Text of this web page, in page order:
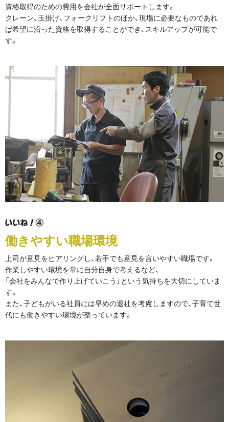
資格取得のための費用を会社が全面サポートします。
クレーン、玉掛け、フォークリフトのほか、現場に必要なものであれ
ば希望に沿った資格を取得することができ、スキルアップが可能で
す。
働きやすい職場環境
上司が意見をヒアリングし、若手でも意見を言いやすい職場です。
作業しやすい環境を常に自分自身で考えるなど、
「会社をみんなで作り上げていこう」という気持ちを大切にしていま
す。
また、子どもがいる社員には早めの退社を考慮しますので、子育て世
代にも働きやすい環境が整っています。